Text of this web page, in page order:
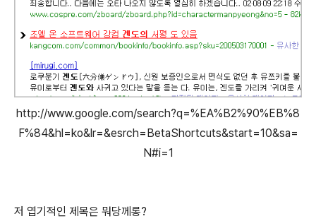
http://www.google.com/search?q=%EA%B2%90%EB%8
F%84&hl=ko&lr=&esrch=BetaShortcuts&start=10&sa=
N#i=1
저 엽기적인 제목은 뭐당께롱?